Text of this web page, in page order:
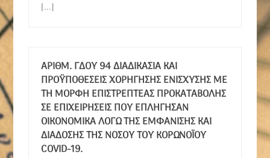
[...]
ΑΡΙΘΜ. ΓΔΟΥ 94 ΔΙΑΔΙΚΑΣΊΑ ΚΑΙ
ΠΡΟΫΠΟΘΈΣΕΙΣ ΧΟΡΉΓΗΣΗΣ ΕΝΊΣΧΥΣΗΣ ΜΕ
ΤΗ ΜΟΡΦΉ ΕΠΙΣΤΡΕΠΤΈΑΣ ΠΡΟΚΑΤΑΒΟΛΉΣ
ΣΕ ΕΠΙΧΕΙΡΉΣΕΙΣ ΠΟΥ ΕΠΛΉΓΗΣΑΝ
ΟΙΚΟΝΟΜΙΚΆ ΛΌΓΩ ΤΗΣ ΕΜΦΆΝΙΣΗΣ ΚΑΙ
ΔΙΆΔΟΣΗΣ ΤΗΣ ΝΌΣΟΥ ΤΟΥ ΚΟΡΩΝΟΪΟΎ
COVID-19.